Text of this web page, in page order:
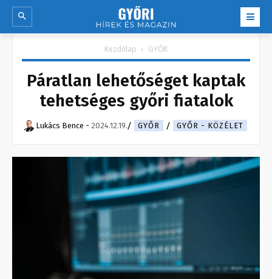
Kezdőlap GYŐR
Páratlan lehetőséget kaptak
tehetséges győri fiatalok
Lukács Bence - 2024.12.19. GYŐR GYŐR - KÖZÉLET